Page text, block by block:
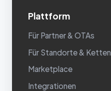
Plattform
Für Partner & OTAs
Für Standorte & Ketten
Marketplace
Integrationen